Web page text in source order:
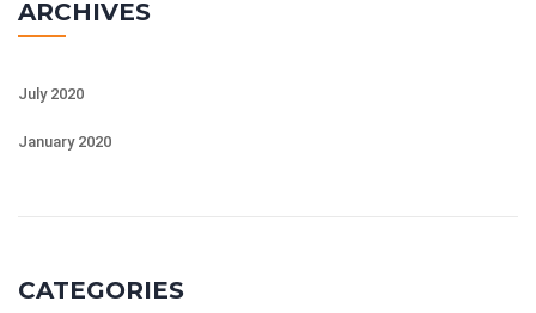
ARCHIVES
July 2020
January 2020
CATEGORIES